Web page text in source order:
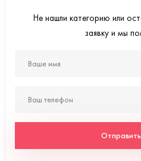
Не нашли категорию или
заявку и мы
Отправить